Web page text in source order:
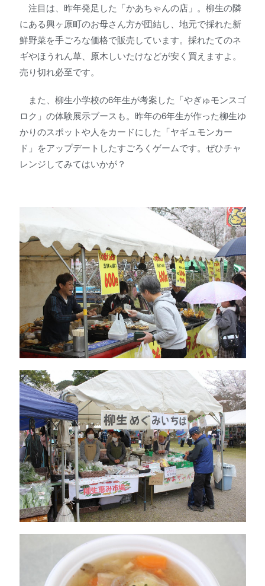
注目は、昨年発足した「かあちゃんの店」。柳生の隣
にある興ヶ原町のお母さん方が団結し、地元で採れた新
鮮野菜を手ごろな価格で販売しています。採れたてのネ
ギやほうれん草、原木しいたけなどが安く買えますよ。
売り切れ必至です。
また、柳生小学校の6年生が考案した「やぎゅモンスゴ
ロク」の体験展示ブースも。昨年の6年生が作った柳生ゆ
かりのスポットや人をカードにした「ヤギュモンカー
ド」をアップデートしたすごろくゲームです。ぜひチャ
レンジしてみてはいかが？